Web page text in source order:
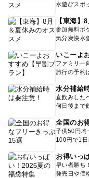
水遊びスポ
【東海】
参加無料ポ
気分爽快水
いこーよ
ファミリー
旅行の予約
水分補給
直飲みした
何日後まで
全国のお
子供50円均
100円で1日
お得いっ
早い者勝ち
発売日や価